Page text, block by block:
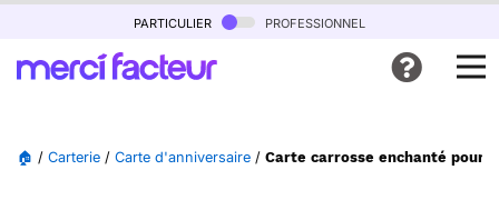
particulier professionnel
🏠 / Carterie / Carte d'anniversaire / Carte carrosse enchanté pour